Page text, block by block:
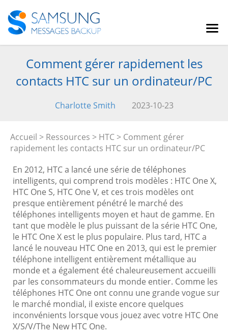
Comment gérer rapidement les
contacts HTC sur un ordinateur/PC
Charlotte Smith 2023-10-23
Accueil > Ressources > HTC > Comment gérer
rapidement les contacts HTC sur un ordinateur/PC
En 2012, HTC a lancé une série de téléphones
intelligents, qui comprend trois modèles : HTC One X,
HTC One S, HTC One V, et ces trois modèles ont
presque entièrement pénétré le marché des
téléphones intelligents moyen et haut de gamme. En
tant que modèle le plus puissant de la série HTC One,
le HTC One X est le plus populaire. Plus tard, HTC a
lancé le nouveau HTC One en 2013, qui est le premier
téléphone intelligent entièrement métallique au
monde et a également été chaleureusement accueilli
par les consommateurs du monde entier. Comme les
téléphones HTC One ont connu une grande vogue sur
le marché mondial, il existe encore quelques
inconvénients lorsque vous jouez avec votre HTC One
X/S/V/The New HTC One.